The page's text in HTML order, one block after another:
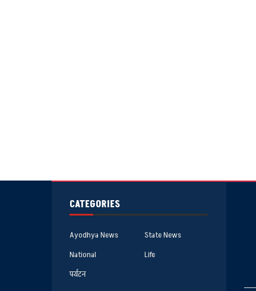
CATEGORIES
Ayodhya News
State News
National
Life
पर्यटन